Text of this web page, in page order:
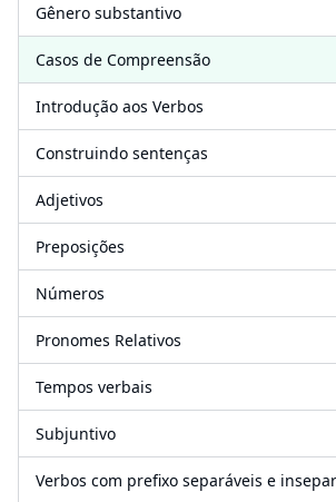
Gênero substantivo
Casos de Compreensão
Introdução aos Verbos
Construindo sentenças
Adjetivos
Preposições
Números
Pronomes Relativos
Tempos verbais
Subjuntivo
Verbos com prefixo separáveis ​​e